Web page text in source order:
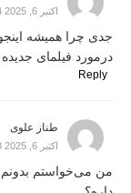
اکتبر 6, 2025 at 8:14 ق.ظ
جدی چرا همیشه
درمورد فیلمای جدیده
Reply
طناز علوی
اکتبر 6, 2025 at 9:13 ق.ظ
من می‌خواستم